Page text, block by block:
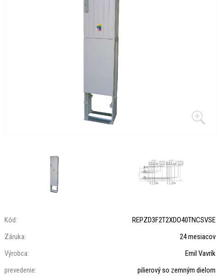
Kód:
REPZD3F2T2XDO40TNCSVSE
Záruka:
24 mesiacov
Výrobca:
Emil Vavrík
prevedenie:
pilierový so zemným dielom